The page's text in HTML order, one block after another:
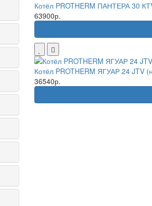
Котёл PROTHERM ПАНТЕРА 30
63900р.
Котёл PROTHERM ЯГУАР 24 JTV
36540р.